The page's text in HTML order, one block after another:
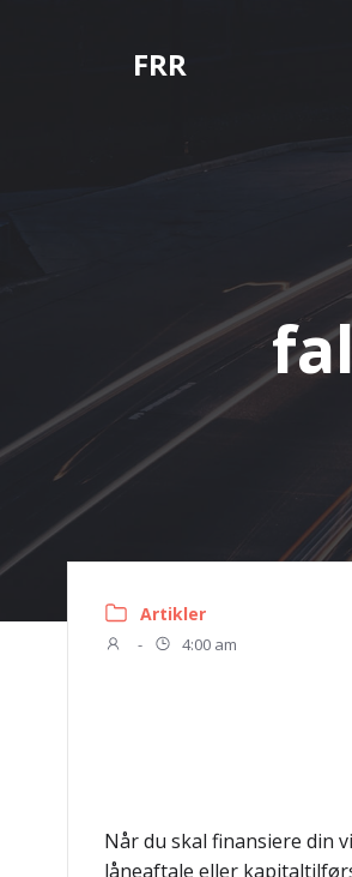
FRR
Artikler
- 4:00 am
Når du skal finansiere din
låneaftale eller